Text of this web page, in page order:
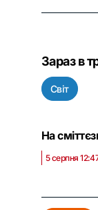
Зараз в
Світ
На
5 серпня